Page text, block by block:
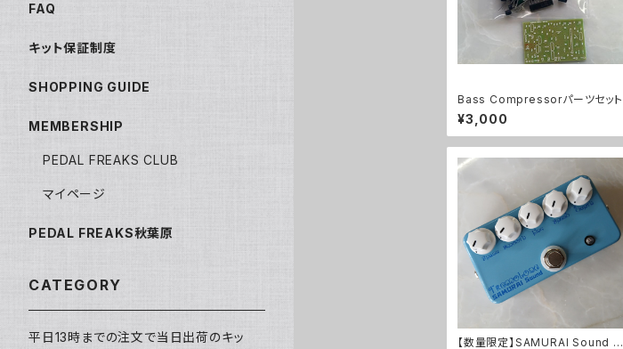
Bass Compressorパーツセット
¥3,000
【数量限定】SAMURAI Sound Tr
FAQ
キット保証制度
SHOPPING GUIDE
MEMBERSHIP
PEDAL FREAKS CLUB
マイページ
PEDAL FREAKS秋葉原
CATEGORY
平日13時までの注文で当日出荷のキッ